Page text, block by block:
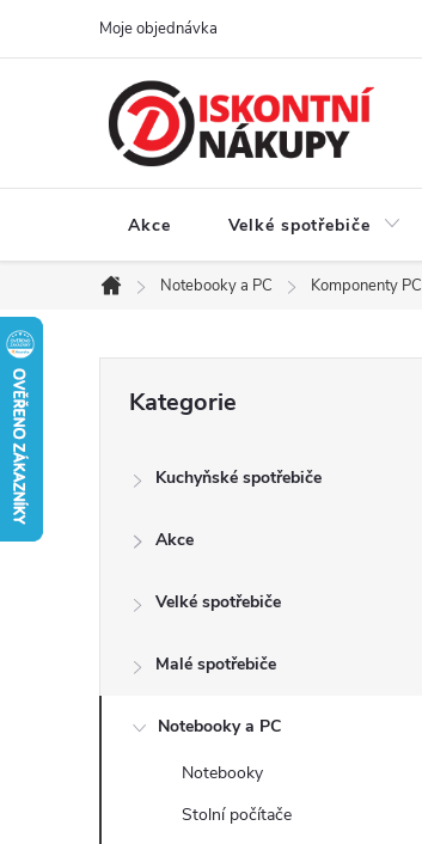
Moje objednávka
Akce Velké spotřebiče
Domů
Notebooky a PC Komponenty PC
a
kategorie
Kategorie
Kuchyňské spotřebiče
Akce
Velké spotřebiče
Malé spotřebiče
Notebooky a PC
Notebooky
Stolní počítače